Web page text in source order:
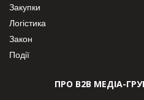
Закупки
Логістика
Закон
Події
ПРО В2В МЕДІА-